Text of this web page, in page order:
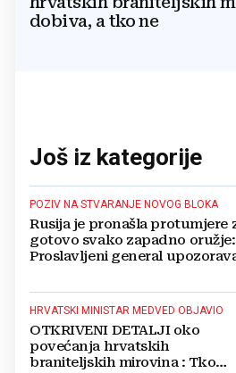
dobiva, a tko ne
Još iz kategorije
POZIV NA STVARANJE NOVOG BLOKA
Rusija je pronašla protumjere
gotovo svako zapadno oružje:
Proslavljeni general
HRVATSKI MINISTAR MEDVED OBJAVIO
OTKRIVENI DETALJI oko
povećanja hrvatskih
braniteljskih mirovina : Tko